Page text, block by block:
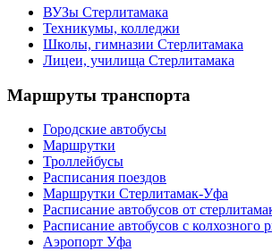
ВУЗы Стерлитамака
Техникумы, колледжи
Школы, гимназии Стерлитамака
Лицеи, училища Стерлитамака
Маршруты транспорта
Городские автобусы
Маршрутки
Троллейбусы
Расписания поездов
Маршрутки Стерлитамак-Уфа
Расписание автобусов от
Расписание автобусов с колхозного
Аэропорт Уфа